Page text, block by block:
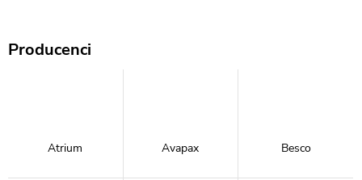
Producenci
Atrium Avapax Besco